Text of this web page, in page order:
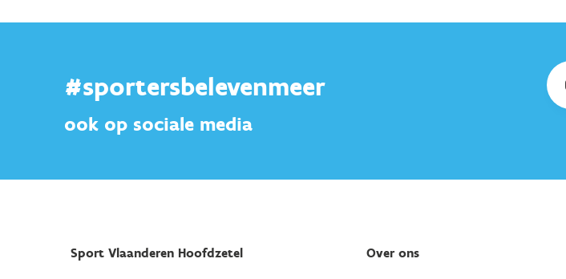
#sportersbelevenmeer
ook op sociale media
Sport Vlaanderen Hoofdzetel Over ons